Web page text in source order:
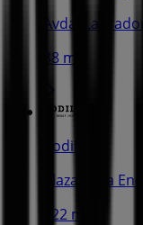
Avda.
88 m
Rodilla
Plaza de la
122 m